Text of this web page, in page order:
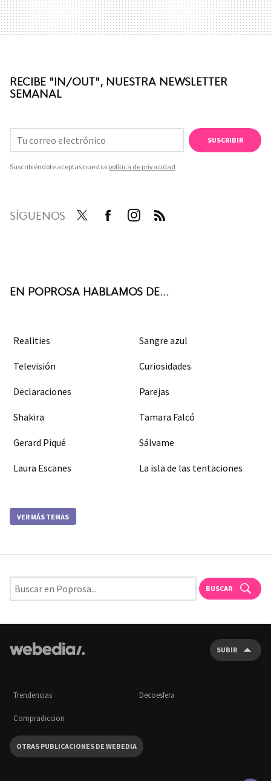
RECIBE "IN/OUT", NUESTRA NEWSLETTER
SEMANAL
SUSCRIBIR
Suscribiéndote aceptas nuestra política de privacidad
SÍGUENOS
EN POPROSA HABLAMOS DE...
Realities Sangre azul
Televisión Curiosidades
Declaraciones Parejas
Shakira Tamara Falcó
Gerard Piqué Sálvame
Laura Escanes La isla de las tentaciones
VER MÁS TEMAS
BUSCAR
SUBIR
Trendencias Decoesfera
Compradiccion
OTRAS PUBLICACIONES DE WEBEDIA